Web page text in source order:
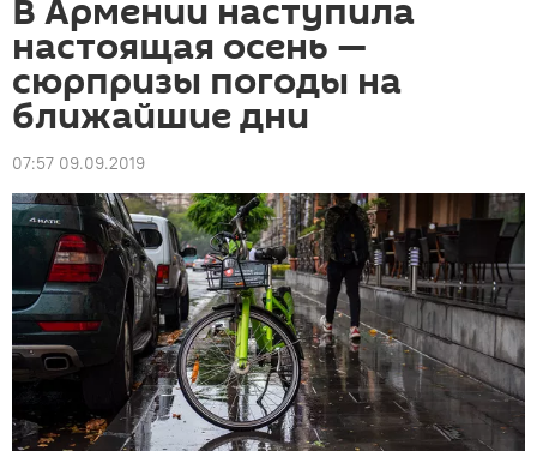
В Армении наступила
настоящая осень —
сюрпризы погоды на
ближайшие дни
07:57 09.09.2019